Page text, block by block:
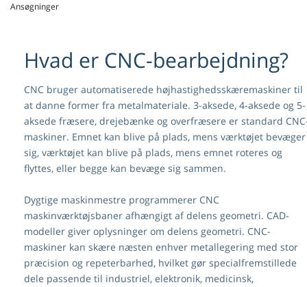
Ansøgninger
Hvad er CNC-bearbejdning?
CNC bruger automatiserede højhastighedsskæremaskiner til
at danne former fra metalmateriale. 3-aksede, 4-aksede og 5-
aksede fræsere, drejebænke og overfræsere er standard
maskiner. Emnet kan blive på plads, mens værktøjet bevæger
sig, værktøjet kan blive på plads, mens emnet roteres og
flyttes, eller begge kan bevæge sig sammen.
Dygtige maskinmestre programmerer CNC
maskinværktøjsbaner afhængigt af delens geometri. CAD-
modeller giver oplysninger om delens geometri. CNC-
maskiner kan skære næsten enhver metallegering med stor
præcision og repeterbarhed, hvilket gør specialfremstillede
dele passende til industriel, elektronik, medicinsk,